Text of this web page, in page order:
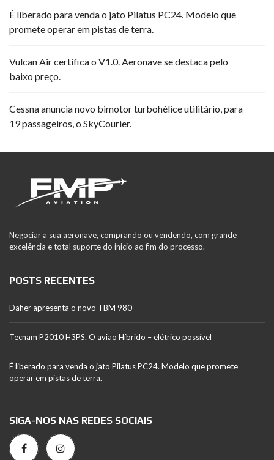
É liberado para venda o jato Pilatus PC24. Modelo que
promete operar em pistas de terra.
Vulcan Air certifica o V1.0. Aeronave se destaca pelo
baixo preço.
Cessna anuncia novo bimotor turbohélice utilitário, para
19 passageiros, o SkyCourier.
Negociar a sua aeronave, comprando ou vendendo, com grande
excelência e total suporte do inicio ao fim do processo.
POSTS RECENTES
Daher apresenta o novo TBM 980
Tecnam P2010 H3PS. O aviao Híbrido – elétrico possível
É liberado para venda o jato Pilatus PC24. Modelo que promete
operar em pistas de terra.
SIGA-NOS NAS REDES SOCIAIS